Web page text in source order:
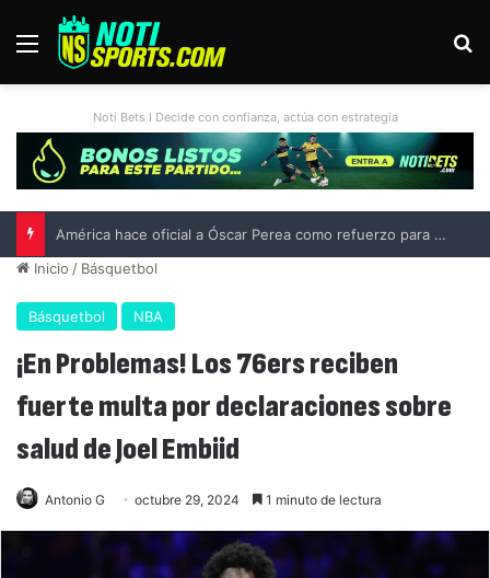
Menú
Noti Bets I Decide con confianza, actúa con estrategia
Inicio / Básquetbol
Básquetbol NBA
¡En Problemas! Los 76ers reciben
fuerte multa por declaraciones sobre
salud de Joel Embiid
Antonio G octubre 29, 2024 1 minuto de lectura